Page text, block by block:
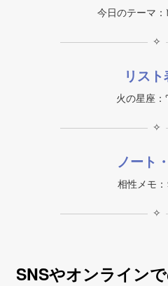
今日のテーマ
✧
リス
火の星座：
✧
ノート
相性メモ：
✧
SNSやオンライン